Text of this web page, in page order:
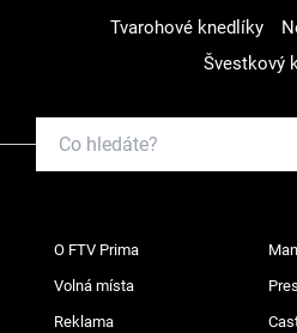
Tvarohové knedlíky
Švestkový
O FTV Prima
Volná místa
Reklama